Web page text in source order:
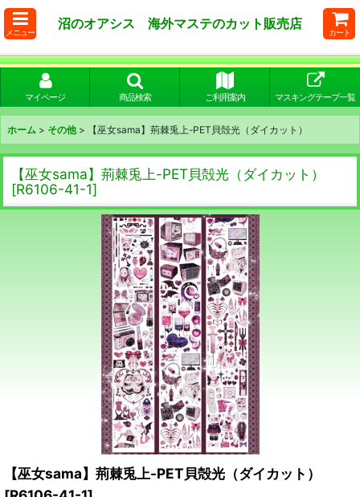
メニュー
沼のオアシス 海外マステのカット販売店
カート
マイページ 商品検索 ご利用案内 マスキングテープ一覧
ホーム > その他 > 【巫女sama】荊棘兎上-PET貝殻光（ダイカット）
【巫女sama】荊棘兎上-PET貝殻光（ダイカット）
[R6106-41-1]
【巫女sama】荊棘兎上-PET貝殻光（ダイカット）